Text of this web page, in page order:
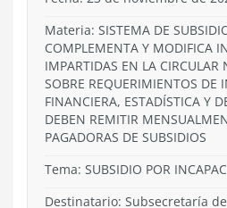
Materia: SISTEMA DE
COMPLEMENTA Y MODIFICA
IMPARTIDAS EN LA
SOBRE REQUERIMIENTOS DE
FINANCIERA, ESTADÍSTICA Y
DEBEN REMITIR
PAGADORAS DE SUBSIDIOS
Tema: SUBSIDIO POR
Destinatario: Subsecretaría